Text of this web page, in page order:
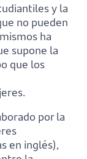
y la
no pueden
ha
supone la
que los
por la
en inglés),